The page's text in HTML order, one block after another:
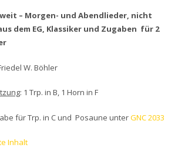
– Morgen- und Abendlieder, nicht
dem EG, Klassiker und Zugaben für 2
W. Böhler
: 1 Trp. in B, 1 Horn in F
für Trp. in C und Posaune unterGNC 2033
Inhalt